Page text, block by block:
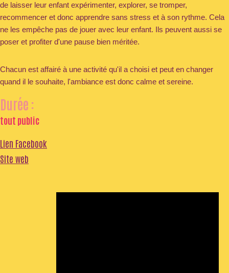
de laisser leur enfant expérimenter, explorer, se tromper,
recommencer et donc apprendre sans stress et à son rythme. Cela
ne les empêche pas de jouer avec leur enfant. Ils peuvent aussi se
poser et profiter d'une pause bien méritée.
Chacun est affairé à une activité qu'il a choisi et peut en changer
quand il le souhaite, l'ambiance est donc calme et sereine.
Durée :
tout public
Lien Facebook
Site web